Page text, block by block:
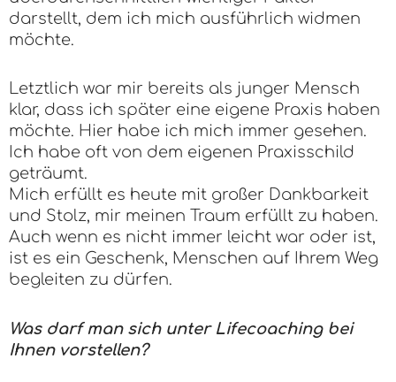
darstellt, dem ich mich ausführlich widmen
möchte.
Letztlich war mir bereits als junger Mensch
klar, dass ich später eine eigene Praxis haben
möchte. Hier habe ich mich immer gesehen.
Ich habe oft von dem eigenen Praxisschild
geträumt.
Mich erfüllt es heute mit großer Dankbarkeit
und Stolz, mir meinen Traum erfüllt zu haben.
Auch wenn es nicht immer leicht war oder ist,
ist es ein Geschenk, Menschen auf Ihrem Weg
begleiten zu dürfen.
Was darf man sich unter Lifecoaching bei
Ihnen vorstellen?